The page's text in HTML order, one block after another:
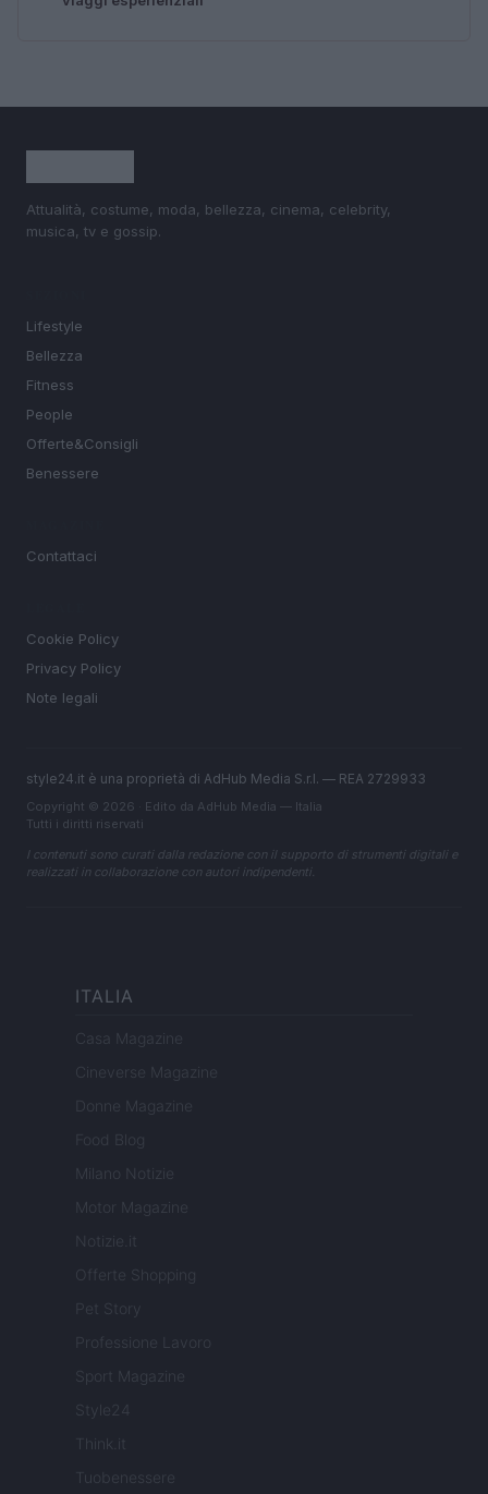
Attualità, costume, moda, bellezza, cinema, celebrity,
musica, tv e gossip.
Lifestyle
Bellezza
Fitness
People
Offerte&Consigli
Benessere
Contattaci
Cookie Policy
Privacy Policy
Note legali
style24.it è una proprietà di AdHub Media S.r.l. — REA 2729933
Copyright © 2026 · Edito da AdHub Media — Italia
Tutti i diritti riservati
I contenuti sono curati dalla redazione con il supporto di strumenti digitali e
realizzati in collaborazione con autori indipendenti.
ITALIA
Casa Magazine
Cineverse Magazine
Donne Magazine
Food Blog
Milano Notizie
Motor Magazine
Notizie.it
Offerte Shopping
Pet Story
Professione Lavoro
Sport Magazine
Style24
Think.it
Tuobenessere